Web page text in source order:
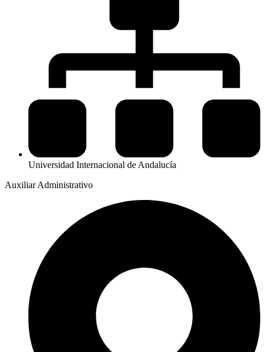
Universidad Internacional de Andalucía
Auxiliar Administrativo